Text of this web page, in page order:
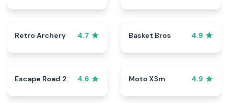
Retro Archery 4.7 Basket Bros 4.9
Escape Road 2 4.6 Moto X3m 4.9